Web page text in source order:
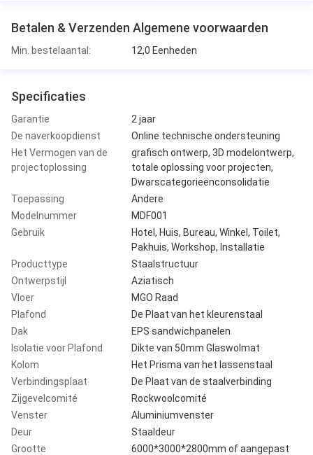
Betalen & Verzenden Algemene voorwaarden
Min. bestelaantal: 12,0 Eenheden
Specificaties
Garantie
2 jaar
De naverkoopdienst
Online technische ondersteuning
Het Vermogen van de
projectoplossing
grafisch ontwerp, 3D modelontwerp,
totale oplossing voor projecten,
Dwarscategorieënconsolidatie
Toepassing
Andere
Modelnummer
MDF001
Gebruik
Hotel, Huis, Bureau, Winkel, Toilet,
Pakhuis, Workshop, Installatie
Producttype
Staalstructuur
Ontwerpstijl
Aziatisch
Vloer
MGO Raad
Plafond
De Plaat van het kleurenstaal
Dak
EPS sandwichpanelen
Isolatie voor Plafond
Dikte van 50mm Glaswolmat
Kolom
Het Prisma van het lassenstaal
Verbindingsplaat
De Plaat van de staalverbinding
Zijgevelcomité
Rockwoolcomité
Venster
Aluminiumvenster
Deur
Staaldeur
Grootte
6000*3000*2800mm of aangepast